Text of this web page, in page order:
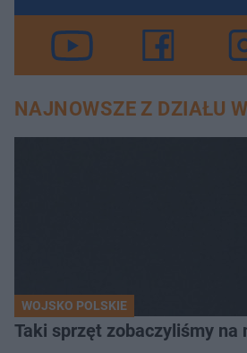
NAJNOWSZE Z DZIAŁU
WOJSKO POLSKIE
Taki sprzęt zobaczyliśmy